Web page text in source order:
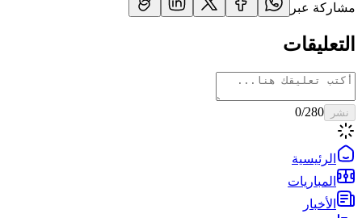
مشاركة عبر
التعليقات
نشر 0/280
الرئيسية
المباريات
الأخبار